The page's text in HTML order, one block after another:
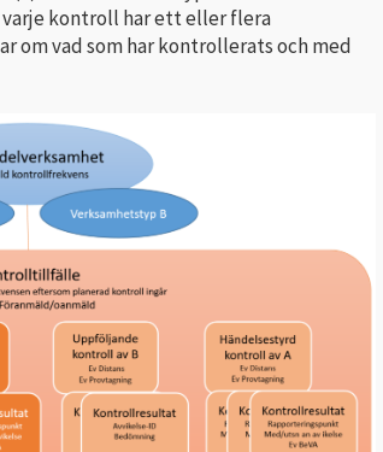
kontroll har ett eller flera
om vad som har kontrollerats och med